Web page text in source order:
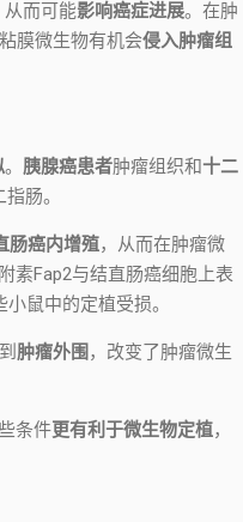
从而可能影响癌症进展。在肿
膜微生物有机会侵入肿瘤组
。 胰腺癌患者肿瘤组织和十二
肠。
肠癌内增殖，从而在肿瘤微
素Fap2与结直肠癌细胞上表
鼠中的定植受损。
肿瘤外围 ，改变了肿瘤微生
条件更有利于微生物定植，